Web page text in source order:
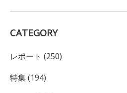
CATEGORY
レポート (250)
特集 (194)